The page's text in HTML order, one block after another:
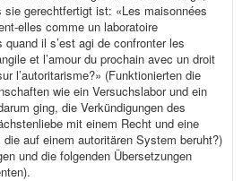
gerechtfertigt ist: «Les maisonnées
elles comme un laboratoire
quand il s’est agi de confronter les
et l’amour du prochain avec un droit
l’autoritarisme?» (Funktionierten die
wie ein Versuchslabor und ein
ging, die Verkündigungen des
mit einem Recht und eine
auf einem autoritären System beruht?)
und die folgenden Übersetzungen